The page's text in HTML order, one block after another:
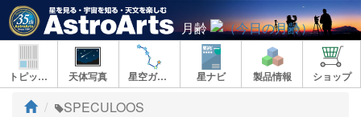
月齢
トピックス 天体写真 星空ガイド 星ナビ 製品情報 ショップ
ト
SPECULOOS